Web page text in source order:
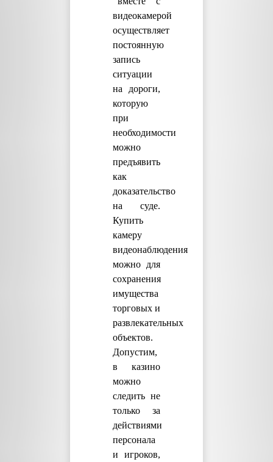
видеокамерой
осуществляет
постоянную
запись
ситуации
на дороги,
которую
при
необходимости
можно
предъявить
как
доказательство
на суде.
Купить
камеру
видеонаблюдения
можно для
сохранения
имущества
торговых и
развлекательных
объектов.
Допустим,
в казино
можно
следить не
только за
действиями
персонала
и игроков,